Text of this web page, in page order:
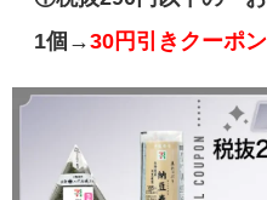
1個→30円引きクーポン